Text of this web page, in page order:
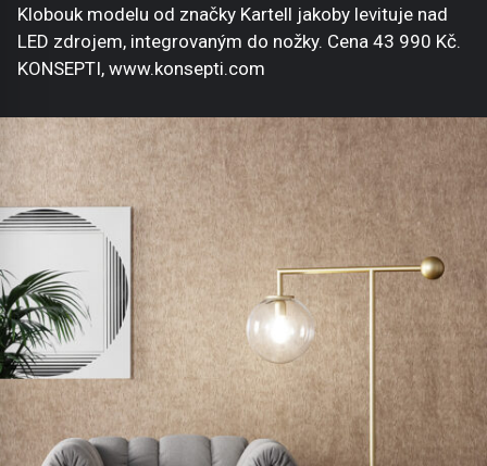
Klobouk modelu od značky Kartell jakoby levituje nad
LED zdrojem, integrovaným do nožky. Cena 43 990 Kč.
KONSEPTI, www.konsepti.com